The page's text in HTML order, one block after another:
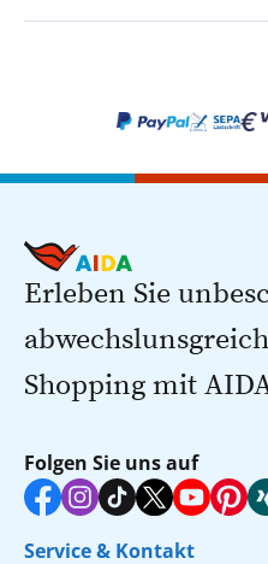
Erleben Sie
Shopping mit
Folgen Sie uns auf
Service & Kontakt